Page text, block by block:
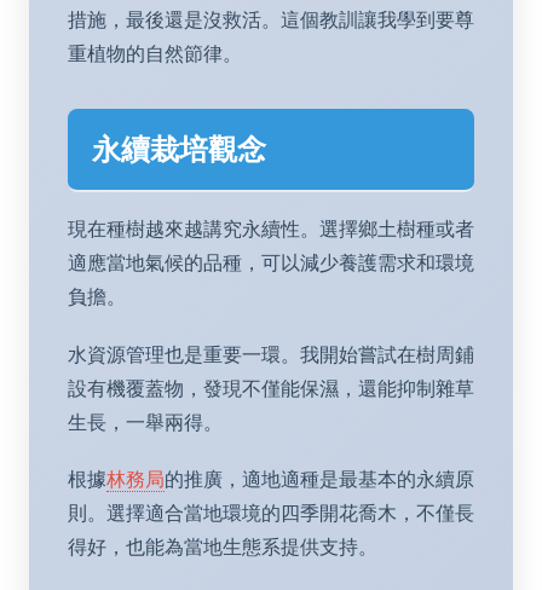
措施，最後還是沒救活。這個教訓讓我學到要尊
重植物的自然節律。
永續栽培觀念
現在種樹越來越講究永續性。選擇鄉土樹種或者
適應當地氣候的品種，可以減少養護需求和環境
負擔。
水資源管理也是重要一環。我開始嘗試在樹周鋪
設有機覆蓋物，發現不僅能保濕，還能抑制雜草
生長，一舉兩得。
根據林務局的推廣，適地適種是最基本的永續原
則。選擇適合當地環境的四季開花喬木，不僅長
得好，也能為當地生態系提供支持。